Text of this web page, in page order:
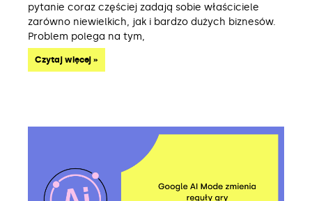
pytanie coraz częściej zadają sobie właściciele
zarówno niewielkich, jak i bardzo dużych biznesów.
Problem polega na tym,
Czytaj więcej »